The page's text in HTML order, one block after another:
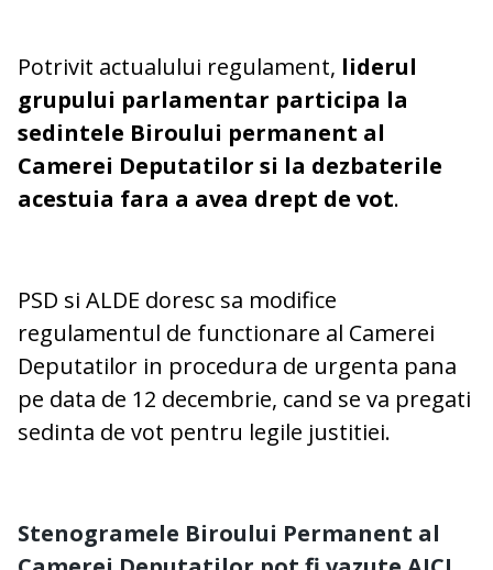
Potrivit actualului regulament, liderul
grupului parlamentar participa la
sedintele Biroului permanent al
Camerei Deputatilor si la dezbaterile
acestuia fara a avea drept de vot.
PSD si ALDE doresc sa modifice
regulamentul de functionare al Camerei
Deputatilor in procedura de urgenta pana
pe data de 12 decembrie, cand se va pregati
sedinta de vot pentru legile justitiei.
Stenogramele Biroului Permanent al